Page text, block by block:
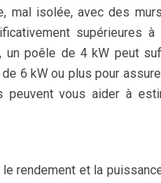
mal isolée, avec des
supérieures à
un poêle de 4 kW peut
6 kW ou plus pour
peuvent vous aider à
rendement et la